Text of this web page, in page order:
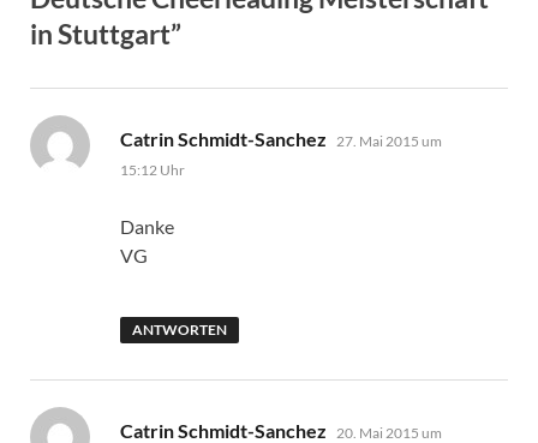
in Stuttgart”
Catrin Schmidt-Sanchez sagt:
27. Mai 2015 um
15:12 Uhr
Danke
VG
ANTWORTEN
Catrin Schmidt-Sanchez sagt:
20. Mai 2015 um